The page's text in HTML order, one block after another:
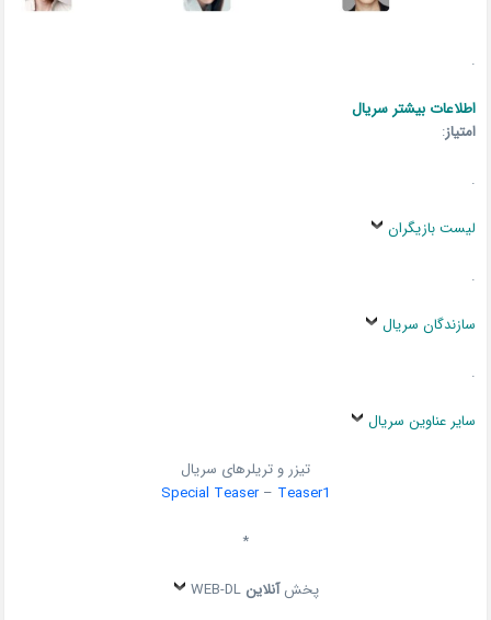
.
اطلاعات بیشتر سریال
امتیاز:
.
لیست بازیگران
.
سازندگان سریال
.
سایر عناوین سریال
تیزر و تریلرهای سریال
Special Teaser– Teaser1
*
پخشآنلاین WEB-DL